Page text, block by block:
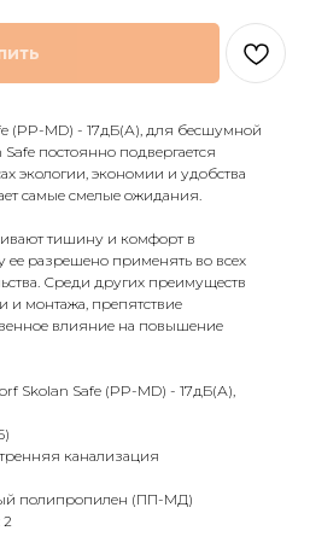
(PP-MD) - 17дБ(А), для бесшумной
постоянно подвергается
экологии, экономии и удобства
самые смелые ожидания.
тишину и комфорт в
ее разрешено применять во всех
Среди других преимуществ
и монтажа, препятствие
влияние на повышение
Skolan Safe (PP-MD) - 17дБ(А),
канализация
полипропилен (ПП-МД)
2